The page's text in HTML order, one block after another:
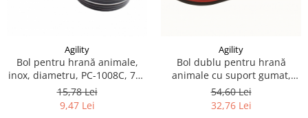
Agility
Bol pentru hrană animale,
inox, diametru, PC-1008C, 750
ml, 16 cm, Roșu/Negru Agility
15,78 Lei
9,47 Lei
Agility
Bol dublu pentru hrană
animale cu suport gumat,
inox, Agility diametru bol 13
cm, rosu, 350 ml
54,60 Lei
32,76 Lei